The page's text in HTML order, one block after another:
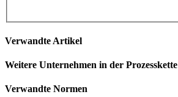
Verwandte Artikel
Weitere Unternehmen in der Prozesskette
Verwandte Normen